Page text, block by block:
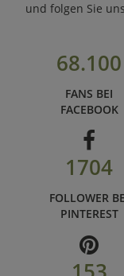
und folgen Sie
68.100
FANS BEI
FACEBOOK
1704
FOLLOWER
PINTEREST